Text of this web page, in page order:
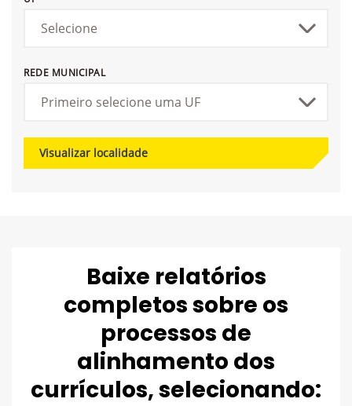
REDE MUNICIPAL
Visualizar localidade
Baixe relatórios
completos sobre os
processos de
alinhamento dos
currículos, selecionando: